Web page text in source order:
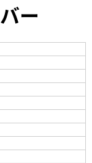
ー